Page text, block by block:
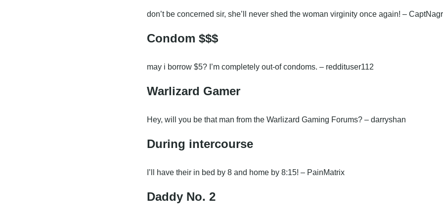
don’t be concerned sir, she’ll never shed the woman virginity once again! –
Condom $$$
may i borrow $5? I’m completely out-of condoms. – reddituser112
Warlizard Gamer
Hey, will you be that man from the Warlizard Gaming Forums? – darryshan
During intercourse
I’ll have their in bed by 8 and home by 8:15! – PainMatrix
Daddy No. 2